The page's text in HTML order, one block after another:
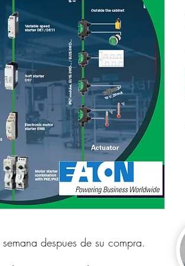
despues de su compra.